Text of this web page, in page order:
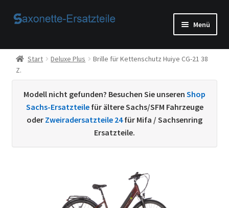
Zur
Zum
Menü
Start
AGB
Beispiel-Seite
Datenschutzerklärung von
Start Deluxe Plus
Brille für Kettenschutz Huiye CG-21 38
Z.
Modell nicht gefunden? Besuchen Sie unseren Shop
Sachs-Ersatzteilefür ältere Sachs/SFM Fahrzeuge
oder Zweiradersatzteile 24für Mifa / Sachsenring
Ersatzteile.